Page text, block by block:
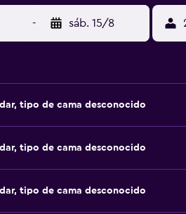
- sáb. 15/8
tipo de cama desconocido
tipo de cama desconocido
tipo de cama desconocido